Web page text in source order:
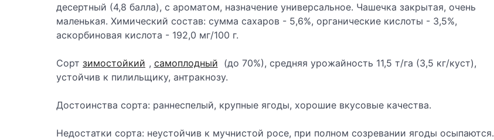
десертный (4,8 балла), с ароматом, назначение универсальное. Чашечка закрытая, очень
маленькая. Химический состав: сумма сахаров - 5,6%, органические кислоты - 3,5%,
аскорбиновая кислота - 192,0 мг/100 г.
Сорт зимостойкий , самоплодный (до 70%), средняя урожайность 11,5 т/га (3,5 кг/куст),
устойчив к пилильщику, антракнозу.
Достоинства сорта: раннеспелый, крупные ягоды, хорошие вкусовые качества.
Недостатки сорта: неустойчив к мучнистой росе, при полном созревании ягоды осыпаются.